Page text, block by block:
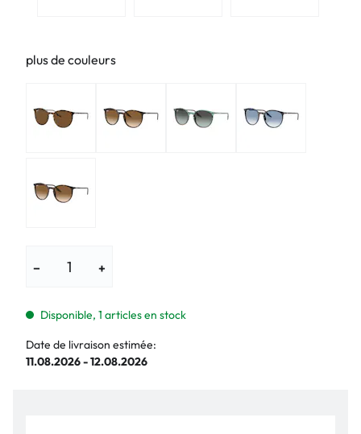
plus de couleurs
− +
Disponible, 1 articles en stock
Date de livraison estimée:
11.08.2026 - 12.08.2026